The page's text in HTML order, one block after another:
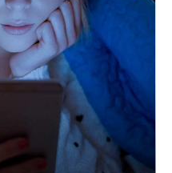
Școli de Arte și Meserii.
ne spune psihologul
Babeş-Bolyai.
de a deveni calificați într-o
nu, explică două tinere
a unui sistem
pe europarlamentarul